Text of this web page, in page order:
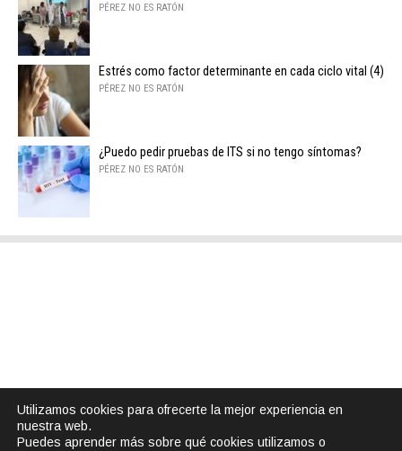
PÉREZ NO ES RATÓN
Estrés como factor determinante en cada ciclo vital (4)
PÉREZ NO ES RATÓN
¿Puedo pedir pruebas de ITS si no tengo síntomas?
PÉREZ NO ES RATÓN
Utilizamos cookies para ofrecerte la mejor experiencia en
nuestra web.
Puedes aprender más sobre qué cookies utilizamos o